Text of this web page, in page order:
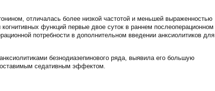
отличалась более низкой частотой и меньшей выраженностью
функций первые двое суток в раннем послеоперационном
потребности в дополнительном введении анксиолитиков для
безнодиазепинового ряда, выявила его большую
седативным эффектом.